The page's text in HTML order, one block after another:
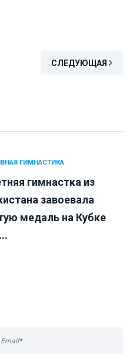
СЛЕДУЮЩАЯ
ГИМНАСТИКА
гимнастка из
завоевала
медаль на Кубке